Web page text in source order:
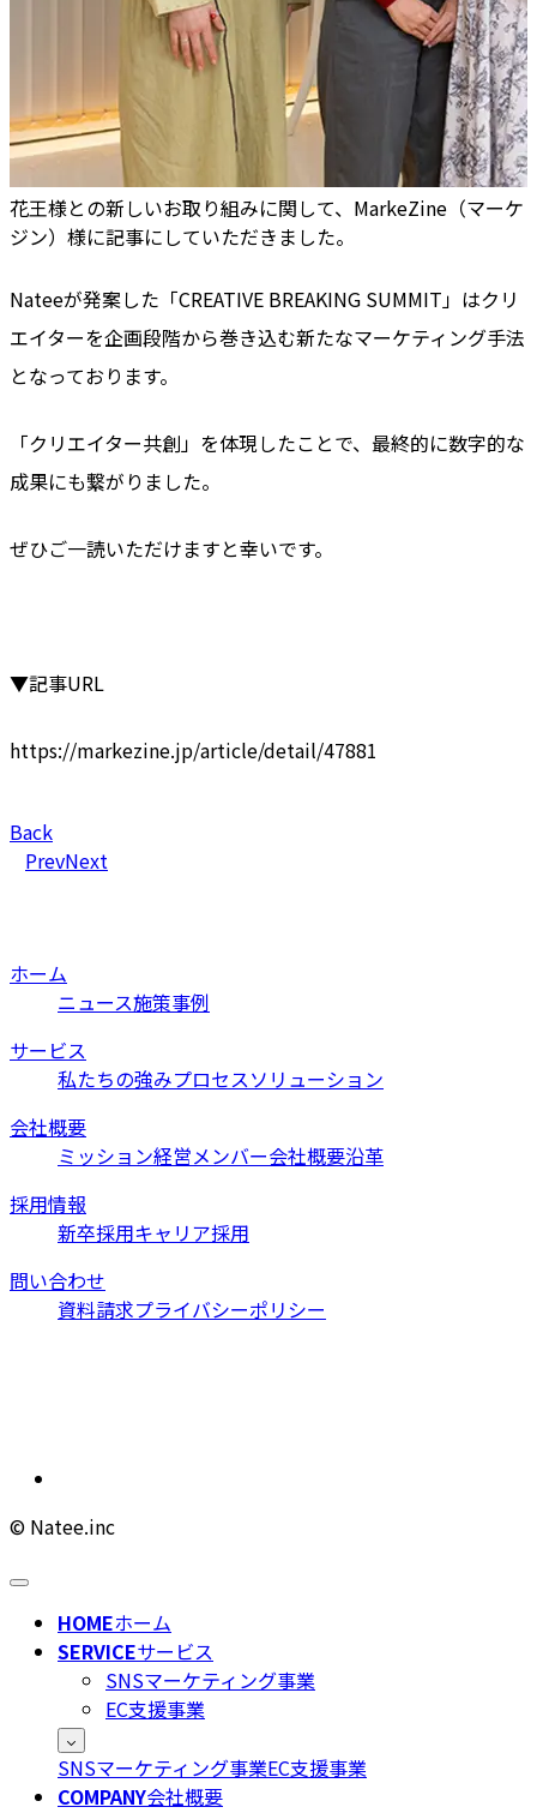
花王様との新しいお取り組みに関して、 MarkeZine（マーケ
ジン）様に記事にしていただきました。
Nateeが発案した「CREATIVE BREAKING SUMMIT」はクリ
エイターを企画段階から巻き込む新たなマーケティング手法
となっております。
「クリエイター共創」を体現したことで、最終的に数字的な
成果にも繋がりました。
ぜひご一読いただけますと幸いです。
▼記事URL
https://markezine.jp/article/detail/47881
Back
PrevNext
ホーム
ニュース施策事例
サービス
私たちの強みプロセスソリューション
会社概要
ミッション経営メンバー会社概要沿革
採用情報
新卒採用キャリア採用
問い合わせ
資料請求プライバシーポリシー
© Natee.inc
HOMEホーム
SERVICEサービス
SNSマーケティング事業
EC支援事業
SNSマーケティング事業EC支援事業
COMPANY会社概要